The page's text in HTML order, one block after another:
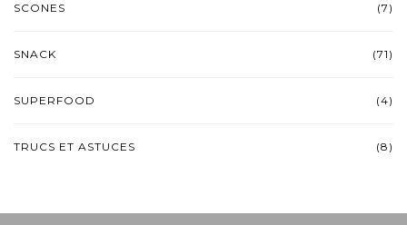
SCONES (7)
SNACK (71)
SUPERFOOD (4)
TRUCS ET ASTUCES (8)